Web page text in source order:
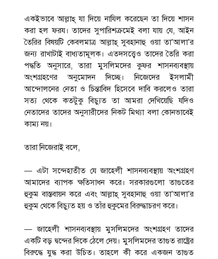
একইভাবে আল্লাহ্ যা দিয়ে নাযিল করেছেন তা দিয়ে শাসন
করা হল ফরয। তাদের সুপারিশক্রমেই বলা যায় যে, আইন
তৈরির বিষয়টি কেবলমাত্র আল্লাহ্ সুবহানাহু ওয়া তা’আলা’র
জন্য রাখাটাই বাধ্যতামূলক। এতদসত্ত্বেও তাদের তৈরি করা
পদ্ধতি অনুসারে, তারা মুসলিমদের কুফর শাসনব্যবস্থায়
অংশগ্রহণের অনুমোদন দিচ্ছে। নিজেদের ইসলামী
আন্দোলনের নেতা ও চিন্তাবিদ হিসেবে দাবি করলেও তারা
সত্য থেকে কতটুকু বিচ্যুত তা আমরা দেখিয়েছি যদিও
নেতাদের তাদের অনুসারীদের নিকট মিথ্যা বলা কোনভাবেই
কাম্য নয়।
তারা নিজেরাই বলে,
— এটা সন্দেহাতীত যে জাহেলী শাসনব্যবস্থায় অংশগ্রহণ
আমাদের ব্যাপক ক্ষতিসাধন করে। সরকারগুলো তাগুতের
হুকুম বাস্তবায়ন করে এবং আল্লাহ্ সুবহানাহু ওয়া তা’আলা’র
হুকুম থেকে বিচ্যুত হয় ও তাঁর হুকুমের বিরুদ্ধাচরণ করে।
— জাহেলী শাসনব্যবস্থায় মুসলিমদের অংশগ্রহণ তাদের
একটি বড় দ্বন্দের দিকে ঠেলে দেয়। মুসলিমদের তাগুত রাষ্ট্রের
বিরুদ্ধে যুদ্ধ করা উচিত। তাহলে কী করে একজন তাগুত